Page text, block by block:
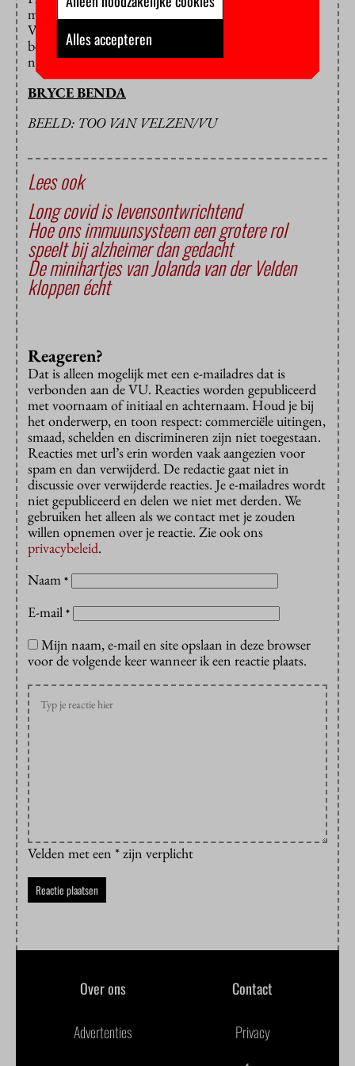
medezeggenschapsorganen van Amsterdam UMC.
Volgens het Amsterdam UMC hoopt de raad van
bestuur na de zomer een definitief besluit te kunnen
nemen.
BRYCE BENDA
BEELD: TOO VAN VELZEN/VU
Lees ook
Long covid is levensontwrichtend
Hoe ons immuunsysteem een grotere rol
speelt bij alzheimer dan gedacht
De minihartjes van Jolanda van der Velden
kloppen écht
Reageren?
Dat is alleen mogelijk met een e-mailadres dat is
verbonden aan de VU. Reacties worden gepubliceerd
met voornaam of initiaal en achternaam. Houd je bij
het onderwerp, en toon respect: commerciële uitingen,
smaad, schelden en discrimineren zijn niet toegestaan.
Reacties met url’s erin worden vaak aangezien voor
spam en dan verwijderd. De redactie gaat niet in
discussie over verwijderde reacties. Je e-mailadres wordt
niet gepubliceerd en delen we niet met derden. We
gebruiken het alleen als we contact met je zouden
willen opnemen over je reactie. Zie ook ons
privacybeleid.
Naam *
E-mail *
Mijn naam, e-mail en site opslaan in deze browser
voor de volgende keer wanneer ik een reactie plaats.
Velden met een * zijn verplicht
Over ons Contact
Advertenties Privacy
Alles accepteren